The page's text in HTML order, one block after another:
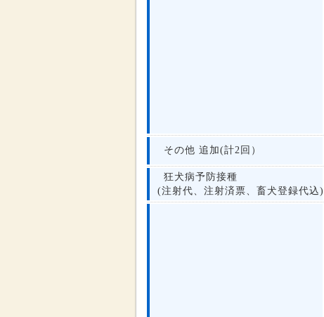
その他 追加(計2回）
狂犬病予防接種
(注射代、注射済票、畜犬登録代込)